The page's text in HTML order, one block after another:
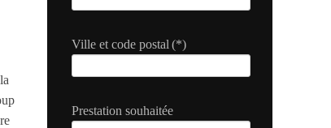
Ville et code postal (*)
Prestation souhaitée